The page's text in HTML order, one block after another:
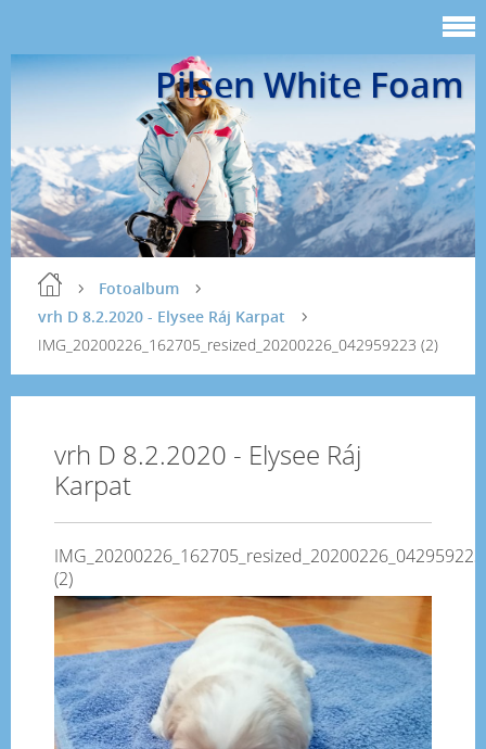
Pilsen White Foam
Fotoalbum
vrh D 8.2.2020 - Elysee Ráj Karpat
IMG_20200226_162705_resized_20200226_042959223 (2)
vrh D 8.2.2020 - Elysee Ráj
Karpat
IMG_20200226_162705_resized_20200226_042959223
(2)